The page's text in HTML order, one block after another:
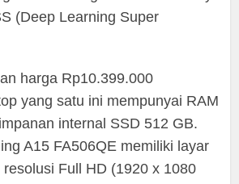
(Deep Learning Super
harga Rp10.399.000
yang satu ini mempunyai RAM
internal SSD 512 GB.
A15 FA506QE memiliki layar
Full HD (1920 x 1080